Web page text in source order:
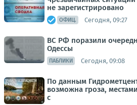
не зарегистрировано
ОФИЦ. Сегодня, 09:27
ВС РФ поразили
Одессы
ПАБЛИКИ Сегодня, 09:08
По данным
возможна гроза,
с